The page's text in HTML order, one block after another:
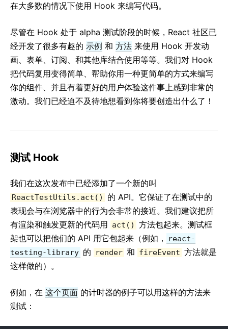
在大多数的情况下使用 Hook 来编写代码。
尽管在 Hook 处于 alpha 测试阶段的时候，React 社区已
经开发了很多有趣的 示例 和 方法 来使用 Hook 开发动
画、表单、订阅、和其他库结合使用等等。我们对 Hook
把代码复用变得简单、帮助你用一种更简单的方式来编写
你的组件、并且有着更好的用户体验这件事上感到非常的
激动。我们已经迫不及待地想看到你将要创造出什么了！
测试 Hook
我们在这次发布中已经添加了一个新的叫
ReactTestUtils.act()
的 API。它保证了在测试中的
表现会与在浏览器中的行为会非常的接近。我们建议把所
有渲染和触发更新的代码用 act()
方法包起来。测试框
架也可以把他们的 API 用它包起来（例如，
react-
testing-library 的 render 和 fireEvent 方法就是
这样做的）。
例如，在 这个页面 的计时器的例子可以用这样的方法来
测试：